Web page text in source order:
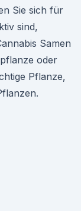
Sie sich für
sind,
Samen
oder
Pflanze,